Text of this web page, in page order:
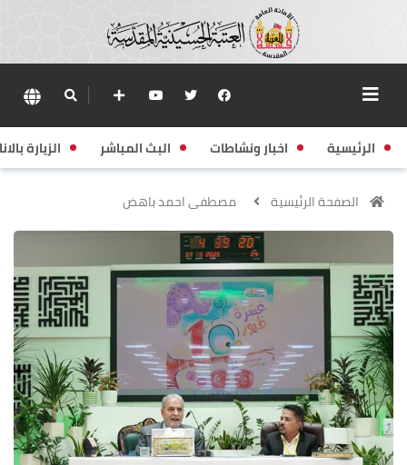
الرئيسية اخبار ونشاطات البث المباشر الزيارة
الصفحة الرئيسية مصطفى احمد باهض